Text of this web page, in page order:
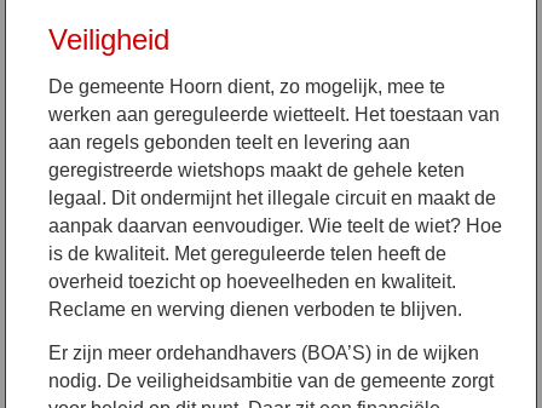
Veiligheid
De gemeente Hoorn dient, zo mogelijk, mee te
werken aan gereguleerde wietteelt. Het toestaan van
aan regels gebonden teelt en levering aan
geregistreerde wietshops maakt de gehele keten
legaal. Dit ondermijnt het illegale circuit en maakt de
aanpak daarvan eenvoudiger. Wie teelt de wiet? Hoe
is de kwaliteit. Met gereguleerde telen heeft de
overheid toezicht op hoeveelheden en kwaliteit.
Reclame en werving dienen verboden te blijven.
Er zijn meer ordehandhavers (BOA’S) in de wijken
nodig. De veiligheidsambitie van de gemeente zorgt